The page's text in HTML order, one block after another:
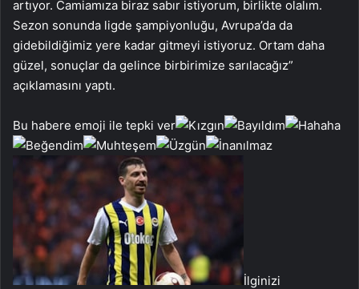
artıyor. Camiamıza biraz sabır istiyorum, birlikte olalım.
Sezon sonunda ligde şampiyonluğu, Avrupa’da da
gidebildiğimiz yere kadar gitmeyi istiyoruz. Ortam daha
güzel, sonuçlar da gelince birbirimize sarılacağız”
açıklamasını yaptı.
Bu habere emoji ile tepki ver
İlginizi